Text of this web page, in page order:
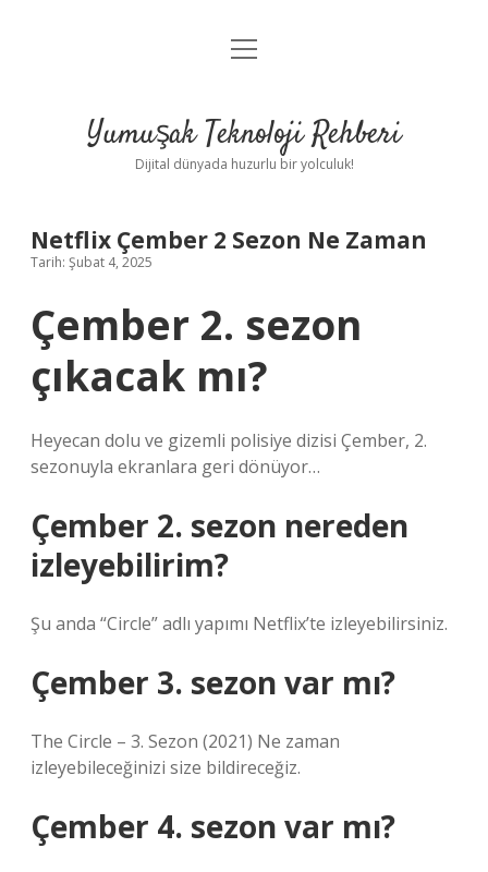
Anasayfa
Yasal Uyarı
menüyü
Yumuşak Teknoloji Rehberi
Dijital dünyada huzurlu bir yolculuk!
Netflix Çember 2 Sezon Ne Zaman
Tarih: Şubat 4, 2025
Çember 2. sezon
çıkacak mı?
Heyecan dolu ve gizemli polisiye dizisi Çember, 2.
sezonuyla ekranlara geri dönüyor…
Çember 2. sezon nereden
izleyebilirim?
Şu anda “Circle” adlı yapımı Netflix’te izleyebilirsiniz.
Çember 3. sezon var mı?
The Circle – 3. Sezon (2021) Ne zaman
izleyebileceğinizi size bildireceğiz.
Çember 4. sezon var mı?